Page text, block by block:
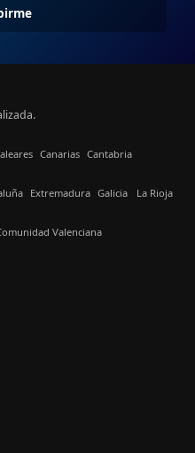
Canarias Cantabria
Extremadura Galicia La Rioja
Valenciana